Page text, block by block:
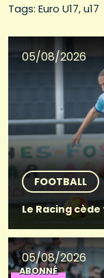
Tags: Euro U17 u17
05/08/2026
FOOTBALL
Le Racing
05/08/2026
ABONNÉ